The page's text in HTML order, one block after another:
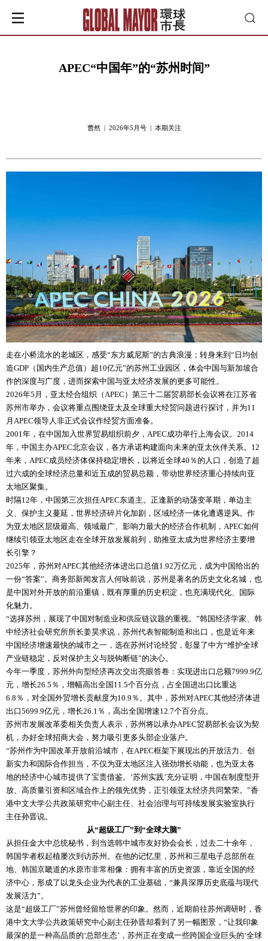
APEC“中国年”的“苏州时间”
曹然 | 2026年5月号 | 本期关注
走在小桥流水的老城区，感受“东方威尼斯”的古典浪漫；转身来到“日均创
造GDP（国内生产总值）超10亿元”的苏州工业园区，体会中国与新加坡合
作的深度与广度，进而探索中国与亚太经济发展的更多可能性。
2026年5月，亚太经合组织（APEC）第三十二届贸易部长会议将在江苏省
苏州市举办，会议将重点围绕亚太及全球重大经贸问题进行探讨，并为11
月APEC领导人非正式会议作经贸方面准备。
2001年，在中国加入世界贸易组织前夕，APEC成功举行上海会议。2014
年，中国主办APEC北京会议，各方承诺构建面向未来的亚太伙伴关系。12
年来，APEC成员经济体保持稳定增长，以将近全球40％的人口，创造了超
过六成的全球经济总量和近五成的贸易总额，带动世界经济重心持续向亚
太地区聚集。
时隔12年，中国第三次担任APEC东道主。正逢新的动荡变革期，单边主
义、保护主义蔓延，世界经济碎片化加剧，区域经济一体化遭遇逆风。作
为亚太地区层级最高、领域最广、影响力最大的经济合作机制，APEC如何
继续引领亚太地区走在全球开放发展前列，助推亚太成为世界经济主要增
长引擎？
2025年，苏州对APEC其他经济体进出口总值1.92万亿元，成为中国给出的
一份“答案”。商务部新闻发言人何咏前说，苏州是著名的历史文化名城，也
是中国对外开放的前沿重镇，既有厚重的历史积淀，也充满现代化、国际
化魅力。
“选择苏州，展现了中国对制造业和供应链议题的重视。”韩国经济学家、韩
中经济社会研究所所长姜昊求说，苏州代表智能制造和出口，也是近年来
中国经济增速最快的城市之一，选在苏州讨论经贸，彰显了中方“维护全球
产业链稳定，反对保护主义与脱钩断链”的决心。
今年一季度，苏州外向型经济再次交出亮眼答卷：实现进出口总额7999.9亿
元，增长26.5％，增幅高出全国11.5个百分点，占全国进出口比重达
6.8％，对全国外贸增长贡献度为10.9％。其中，苏州对APEC其他经济体进
出口5699.9亿元，增长26.1％，高出全国增速12.7个百分点。
苏州市发展改革委相关负责人表示，苏州将以承办APEC贸易部长会议为契
机，办好全球招商大会，努力吸引更多头部企业落户。
“苏州作为中国改革开放前沿城市，在APEC框架下展现出的开放活力、创
新实力和国际合作担当，不仅为亚太地区注入强劲增长动能，也为亚太各
地的经济中心城市提供了宝贵借鉴。‘苏州实践’充分证明，中国在制度型开
放、高质量引资和区域合作上的领先优势，正引领亚太经济共同繁荣。”香
港中文大学公共政策研究中心副主任、社会治理与可持续发展实验室执行
主任孙晋说。
从“超级工厂”到“全球大脑”
从担任金大中总统秘书，到当选韩中城市友好协会会长，过去二十余年，
韩国学者权起植屡次到访苏州。在他的记忆里，苏州和三星电子总部所在
地、韩国京畿道的水原市非常相像：拥有丰富的历史资源，靠近全国的经
济中心，形成了以龙头企业为代表的工业基础，“兼具深厚历史底蕴与现代
发展活力”。
这是“超级工厂”苏州曾经留给世界的印象。然而，近期前往苏州调研时，香
港中文大学公共政策研究中心副主任孙晋却看到了另一幅图景，“让我印象
最深的是一种高品质的‘总部生态’，苏州正在变成一些跨国企业巨头的‘全球